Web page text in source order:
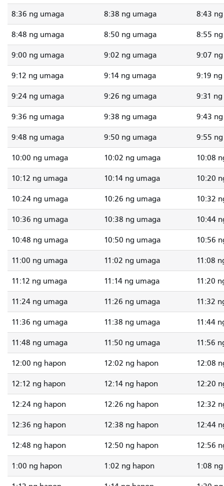
8:36 ng umaga 8:38 ng umaga 8:43
8:48 ng umaga 8:50 ng umaga 8:55
9:00 ng umaga 9:02 ng umaga 9:07
9:12 ng umaga 9:14 ng umaga 9:19
9:24 ng umaga 9:26 ng umaga 9:31
9:36 ng umaga 9:38 ng umaga 9:43
9:48 ng umaga 9:50 ng umaga 9:55
10:00 ng umaga 10:02 ng umaga 10:08
10:12 ng umaga 10:14 ng umaga 10:20
10:24 ng umaga 10:26 ng umaga 10:32
10:36 ng umaga 10:38 ng umaga 10:44
10:48 ng umaga 10:50 ng umaga 10:56
11:00 ng umaga 11:02 ng umaga 11:08
11:12 ng umaga 11:14 ng umaga 11:20
11:24 ng umaga 11:26 ng umaga 11:32
11:36 ng umaga 11:38 ng umaga 11:44
11:48 ng umaga 11:50 ng umaga 11:56
12:00 ng hapon 12:02 ng hapon 12:08
12:12 ng hapon 12:14 ng hapon 12:20
12:24 ng hapon 12:26 ng hapon 12:32
12:36 ng hapon 12:38 ng hapon 12:44
12:48 ng hapon 12:50 ng hapon 12:56
1:00 ng hapon 1:02 ng hapon 1:08